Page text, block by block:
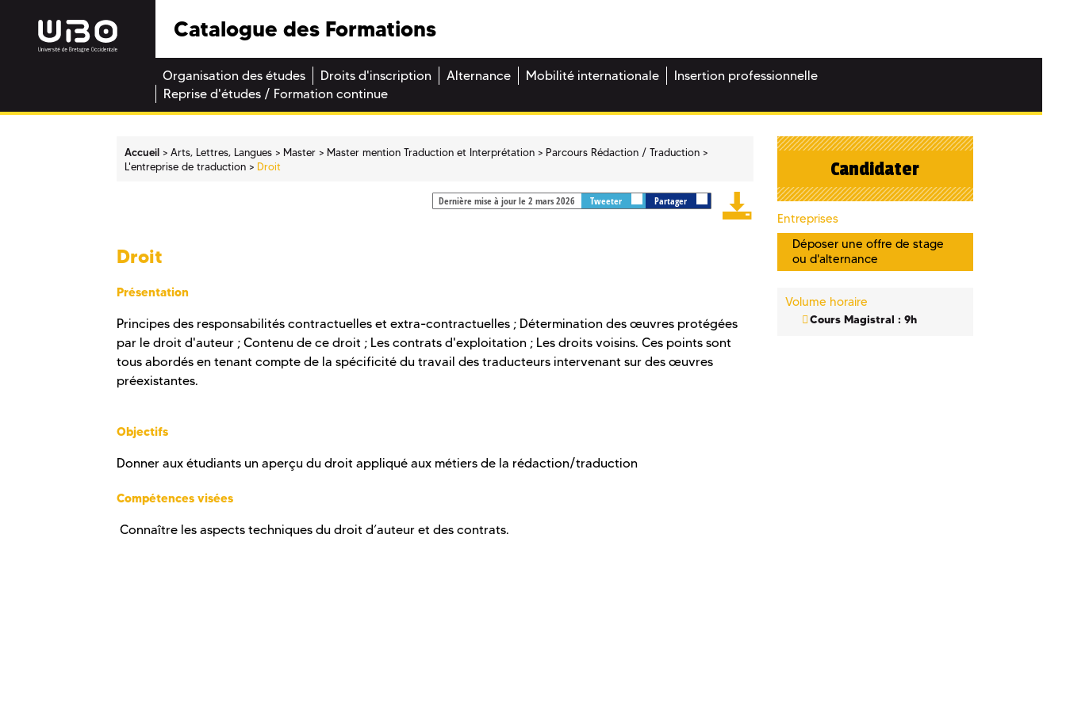
Catalogue des Formations
Organisation des études Droits d'inscription Alternance Mobilité internationale
Insertion professionnelle
Reprise d'études / Formation continue
Accueil Arts, Lettres, Langues Master Master mention Traduction et Interprétation
Parcours Rédaction / Traduction
L'entreprise de traduction
Droit
Dernière mise à jour le 2 mars 2026 Tweeter Partager
Droit
Présentation
Principes des responsabilités contractuelles et extra-contractuelles ; Détermination des œuvres protégées
par le droit d'auteur ; Contenu de ce droit ; Les contrats d'exploitation ; Les droits voisins. Ces points sont
tous abordés en tenant compte de la spécificité du travail des traducteurs intervenant sur des œuvres
préexistantes.
Objectifs
Donner aux étudiants un aperçu du droit appliqué aux métiers de la rédaction/traduction
Compétences visées
Connaître les aspects techniques du droit d’auteur et des contrats.
Candidater
Entreprises
Déposer une offre de stage
ou d'alternance
Volume horaire
Cours Magistral : 9h